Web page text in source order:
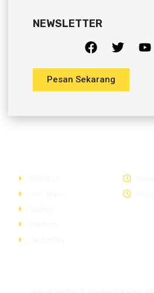
NEWSLETTER
Pesan Sekarang